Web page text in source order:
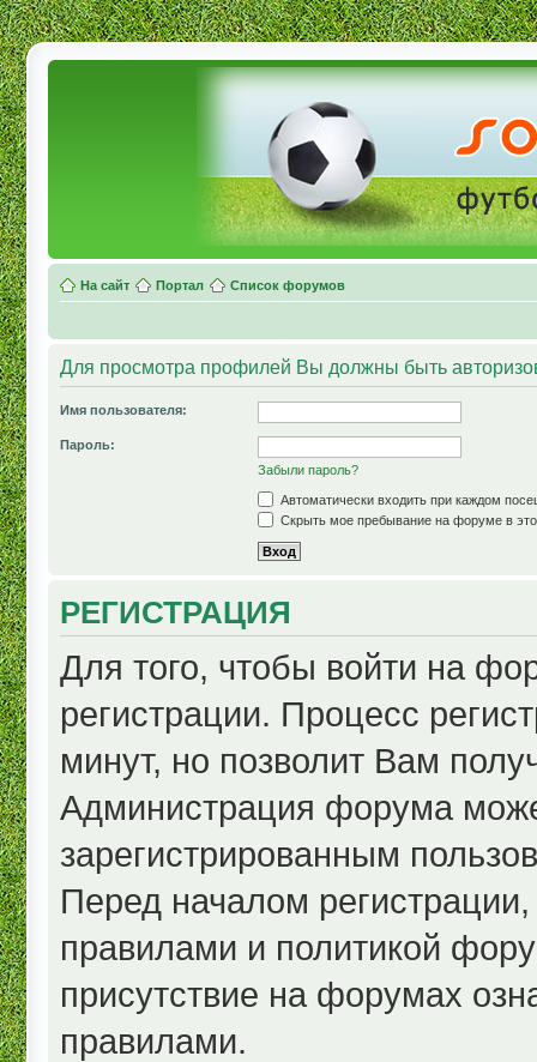
На сайт Портал Список форумов
Для просмотра профилей Вы должны быть
Имя пользователя:
Пароль:
Забыли пароль?
Автоматически входить при каждом
Скрыть мое пребывание на форуме в
РЕГИСТРАЦИЯ
Для того, чтобы войти на
регистрации. Процесс
минут, но позволит Вам
Администрация форума
зарегистрированным
Перед началом
правилами и политикой
присутствие на форумах
правилами.